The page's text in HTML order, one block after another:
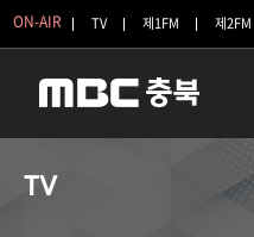
ON-AIR TV 제1FM 제2FM
TV